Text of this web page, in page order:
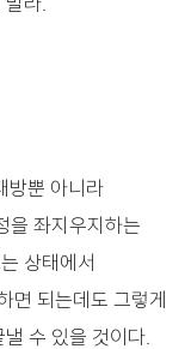
방뿐 아니라
을 좌지우지하는
상태에서
면 되는데도 그렇게
수 있을 것이다.